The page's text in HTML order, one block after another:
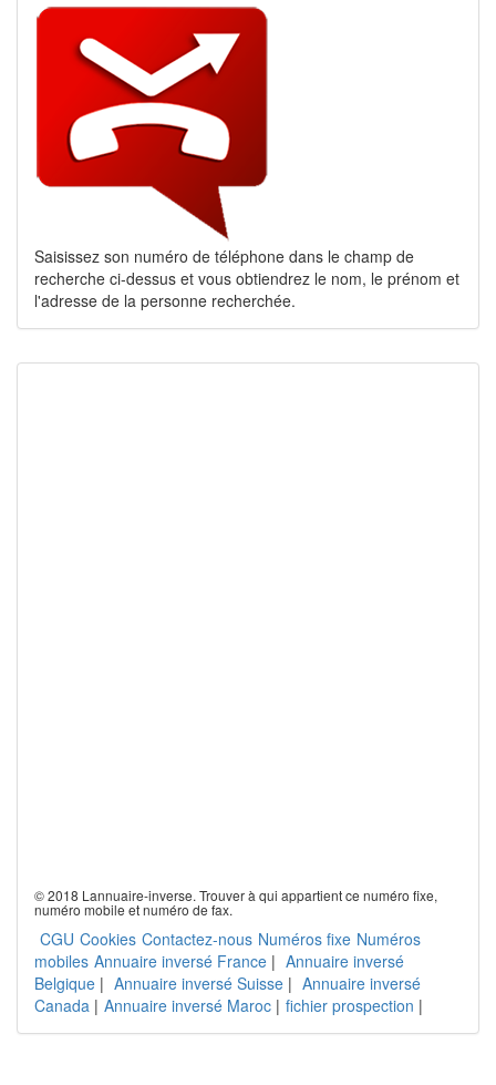
Saisissez son numéro de téléphone dans le champ de
recherche ci-dessus et vous obtiendrez le nom, le prénom et
l'adresse de la personne recherchée.
© 2018 Lannuaire-inverse. Trouver à qui appartient ce numéro fixe,
numéro mobile et numéro de fax.
CGU Cookies Contactez-nous Numéros fixe Numéros
mobiles Annuaire inversé France | Annuaire inversé
Belgique | Annuaire inversé Suisse | Annuaire inversé
Canada | Annuaire inversé Maroc | fichier prospection |